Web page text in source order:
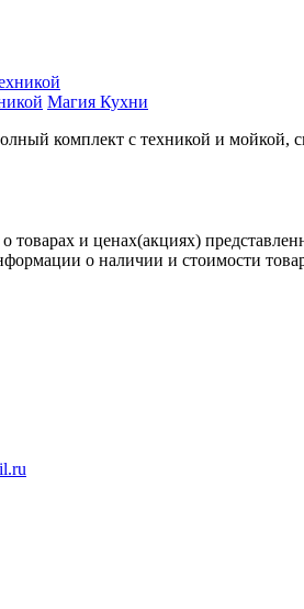
Магия Кухни
комплект с техникой и мойкой,
и ценах(акциях)
о наличии и стоимости